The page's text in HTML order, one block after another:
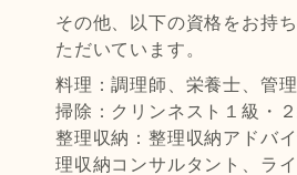
その他、以下の資格をお持
ただいています。
料理：調理師、栄養士、管
掃除：クリンネスト１級・
整理収納：整理収納アドバ
理収納コンサルタント、ラ